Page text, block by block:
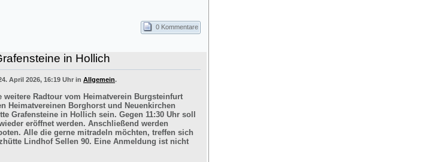
0 Kommentare
in Hollich
April 2026, 16:19 Uhr in Allgemein.
weitere Radtour vom Heimatverein Burgsteinfurt
Heimatvereinen Borghorst und Neuenkirchen
Grafensteine in Hollich sein. Gegen 11:30 Uhr soll
eröffnet werden. Anschließend werden
Alle die gerne mitradeln möchten, treffen sich
Lindhof Sellen 90. Eine Anmeldung ist nicht